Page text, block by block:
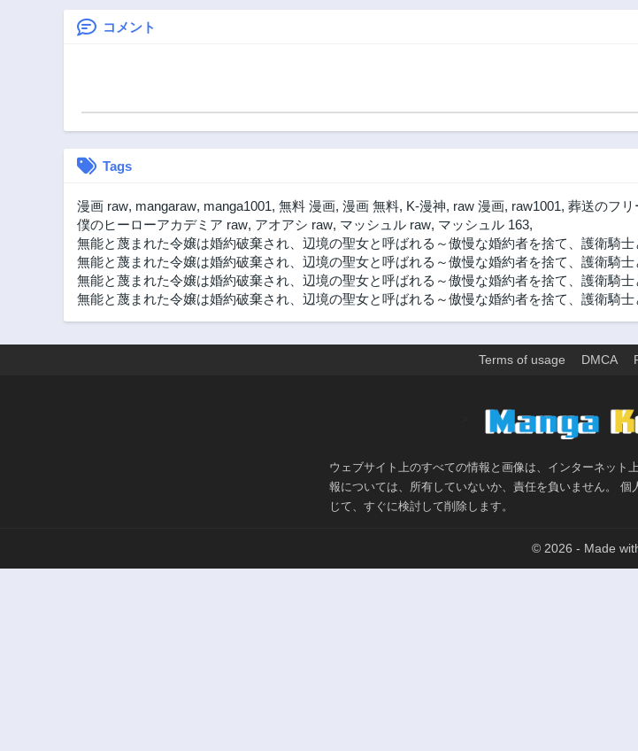
で貴族を目指しま
ないので就職しま
コメント
Tags
漫画 raw, mangaraw, manga1001, 無料 漫画, 漫画 無料, K-漫神, raw 漫画, raw1001, 葬送のフ
僕のヒーローアカデミア raw, アオアシ raw, マッシュル raw, マッシュル 163,
無能と蔑まれた令嬢は婚約破棄され、辺境の聖女と呼ばれる～傲慢な婚約者を捨て、護衛騎
無能と蔑まれた令嬢は婚約破棄され、辺境の聖女と呼ばれる～傲慢な婚約者を捨て、護衛騎
無能と蔑まれた令嬢は婚約破棄され、辺境の聖女と呼ばれる～傲慢な婚約者を捨て、護衛騎
無能と蔑まれた令嬢は婚約破棄され、辺境の聖女と呼ばれる～傲慢な婚約者を捨て、護衛騎
Terms of usage DMCA
ウェブサイト上のすべての情報と画像は、インターネット
報については、所有していないか、責任を負いません。
じて、すぐに検討して削除します。
© 2026 - Made